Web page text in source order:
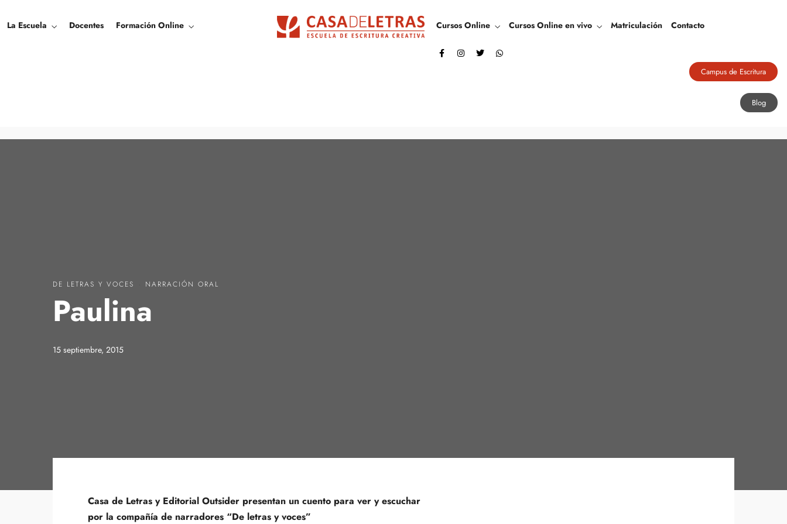
La Escuela Docentes Formación Online Cursos Online Cursos Online en vivo Matriculación Contacto
Campus de Escritura
Blog
DE LETRAS Y VOCES NARRACIÓN ORAL
Paulina
15 septiembre, 2015
Casa de Letras y Editorial Outsider presentan un cuento para ver y escuchar
por la compañía de narradores “De letras y voces”